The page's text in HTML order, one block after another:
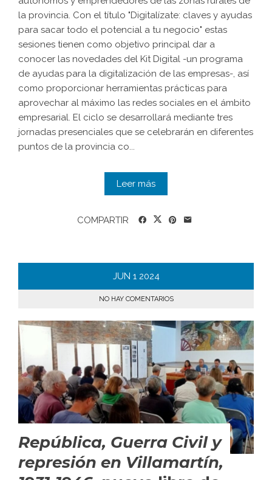
la provincia. Con el título "Digitalízate: claves y ayudas
para sacar todo el potencial a tu negocio" estas
sesiones tienen como objetivo principal dar a
conocer las novedades del Kit Digital -un programa
de ayudas para la digitalización de las empresas-, así
como proporcionar herramientas prácticas para
aprovechar al máximo las redes sociales en el ámbito
empresarial. El ciclo se desarrollará mediante tres
jornadas presenciales que se celebrarán en diferentes
puntos de la provincia co...
Leer más
COMPARTIR
JUN 1 2024
NO HAY COMENTARIOS
República, Guerra Civil y
represión en Villamartín,